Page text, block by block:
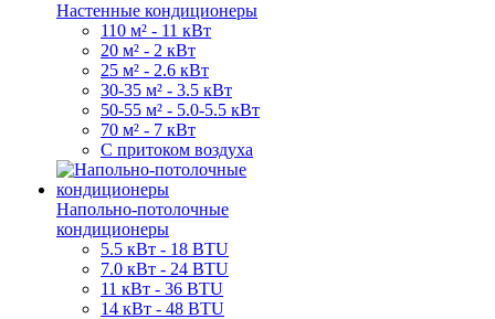
Настенные кондиционеры
110 м² - 11 кВт
20 м² - 2 кВт
25 м² - 2.6 кВт
30-35 м² - 3.5 кВт
50-55 м² - 5.0-5.5 кВт
70 м² - 7 кВт
С притоком воздуха
Напольно-потолочные
кондиционеры
5.5 кВт - 18 BTU
7.0 кВт - 24 BTU
11 кВт - 36 BTU
14 кВт - 48 BTU